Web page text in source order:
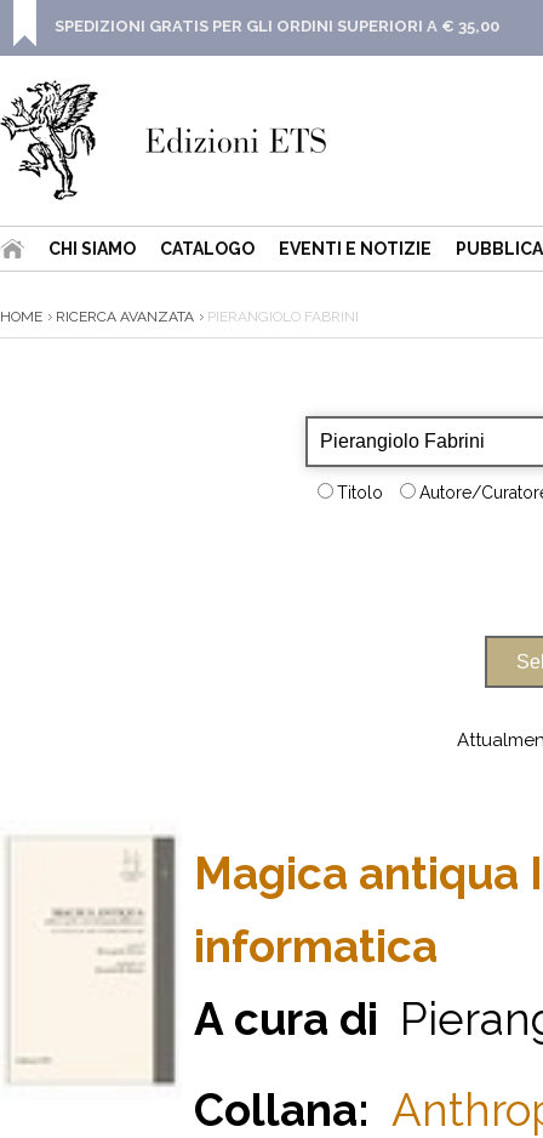
SPEDIZIONI GRATIS PER GLI ORDINI SUPERIORI A € 35,00
CHI SIAMO CATALOGO EVENTI E NOTIZIE
HOME RICERCA AVANZATA PIERANGIOLO FABRINI
Titolo Autore/
Magica antiqua
informatica
A cura di
Collana: